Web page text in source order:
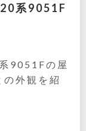
系9051F
9051Fの屋
外観を紹